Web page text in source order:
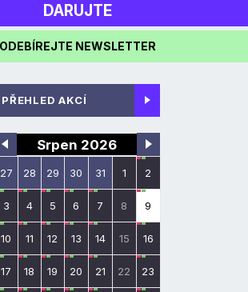
DARUJTE
ODEBÍREJTE NEWSLETTER
PŘEHLED AKCÍ
Srpen 2026
27 28 29 30 31 1 2
3 4 5 6 7 8 9
10 11 12 13 14 15 16
17 18 19 20 21 22 23